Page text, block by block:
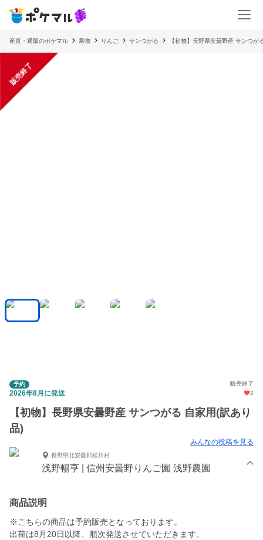
産直・通販のポケマル 果物 りんご サンつがる 【初物】長野県安曇野産 サンつが
販売終了
予約 販売終了
2026年8月に発送 2
【初物】長野県安曇野産 サンつがる 自家用(訳あり
品)
みんなの投稿を見る
長野県北安曇郡松川村
浅野暢亨 | 信州安曇野りんご園 浅野農園
商品説明
※こちらの商品は予約販売となっております。
出荷は8月20日以降、順次発送させていただきます。